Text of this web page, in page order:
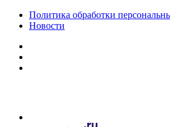
Политика обработки
Новости